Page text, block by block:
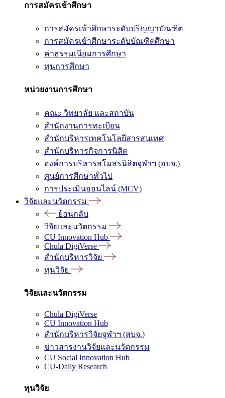
การสมัครเข้าศึกษา
การสมัครเข้าศึกษาระดับปริญญาบัณฑิต
การสมัครเข้าศึกษาระดับบัณฑิตศึกษา
ค่าธรรมเนียมการศึกษา
ทุนการศึกษา
หน่วยงานการศึกษา
คณะ วิทยาลัย และสถาบัน
สำนักงานการทะเบียน
สำนักบริหารเทคโนโลยีสารสนเทศ
สำนักบริหารกิจการนิสิต
องค์การบริหารสโมสรนิสิตจุฬาฯ (อบจ.)
ศูนย์การศึกษาทั่วไป
การประเมินออนไลน์ (MCV)
วิจัยและนวัตกรรม
ย้อนกลับ
วิจัยและนวัตกรรม
CU Innovation Hub
Chula DigiVerse
สำนักบริหารวิจัย
ทุนวิจัย
วิจัยและนวัตกรรม
Chula DigiVerse
CU Innovation Hub
สำนักบริหารวิจัยจุฬาฯ (สบจ.)
ข่าวสารงานวิจัยและนวัตกรรม
CU Social Innovation Hub
CU-Daily Research
ทุนวิจัย